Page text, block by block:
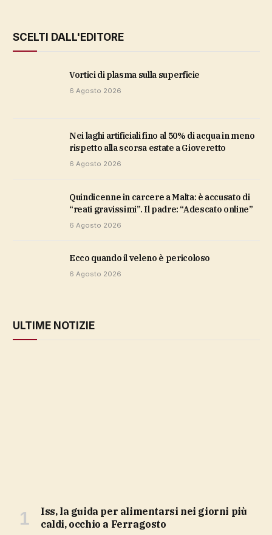
SCELTI DALL'EDITORE
vortici di plasma sulla superficie
6 Agosto 2026
Nei laghi artificiali fino al 50% di acqua in meno
rispetto alla scorsa estate a Gioveretto
6 Agosto 2026
Quindicenne in carcere a Malta: è accusato di
“reati gravissimi”. Il padre: “Adescato online”
6 Agosto 2026
ecco quando il veleno è pericoloso
6 Agosto 2026
ULTIME NOTIZIE
Iss, la guida per alimentarsi nei giorni più
caldi, occhio a Ferragosto